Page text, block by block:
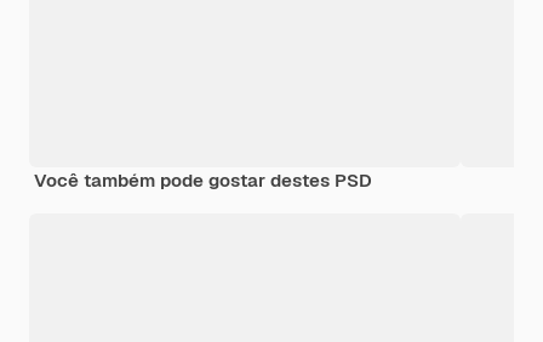
Você também pode gostar destes PSD